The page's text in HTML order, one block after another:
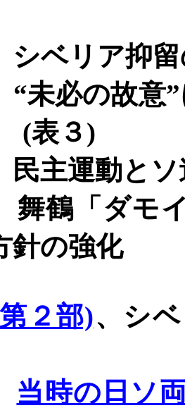
リア抑留
“未必の故意
(表３)
運動とソ
「ダモ
針の強化
第２部)、シ
当時の日ソ